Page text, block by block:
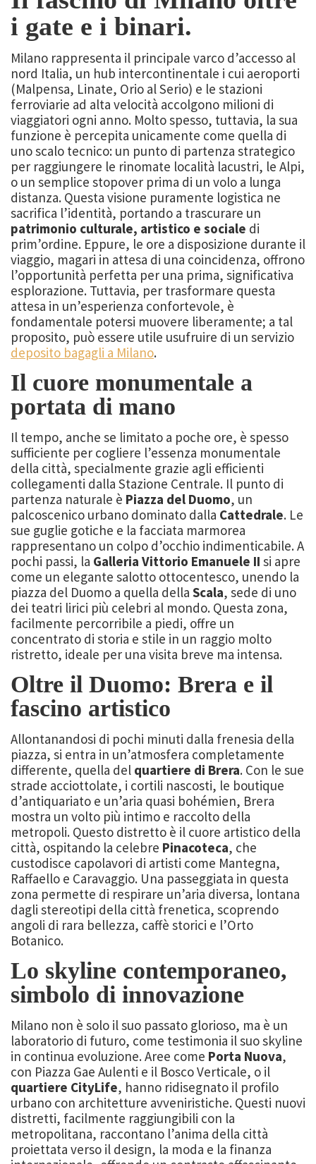
i gate e i binari.
Milano rappresenta il principale varco d’accesso al
nord Italia, un hub intercontinentale i cui aeroporti
(Malpensa, Linate, Orio al Serio) e le stazioni
ferroviarie ad alta velocità accolgono milioni di
viaggiatori ogni anno. Molto spesso, tuttavia, la sua
funzione è percepita unicamente come quella di
uno scalo tecnico: un punto di partenza strategico
per raggiungere le rinomate località lacustri, le Alpi,
o un semplice stopover prima di un volo a lunga
distanza. Questa visione puramente logistica ne
sacrifica l’identità, portando a trascurare un
patrimonio culturale, artistico e sociale di
prim’ordine. Eppure, le ore a disposizione durante il
viaggio, magari in attesa di una coincidenza, offrono
l’opportunità perfetta per una prima, significativa
esplorazione. Tuttavia, per trasformare questa
attesa in un’esperienza confortevole, è
fondamentale potersi muovere liberamente; a tal
proposito, può essere utile usufruire di un servizio
deposito bagagli a Milano.
Il cuore monumentale a
portata di mano
Il tempo, anche se limitato a poche ore, è spesso
sufficiente per cogliere l’essenza monumentale
della città, specialmente grazie agli efficienti
collegamenti dalla Stazione Centrale. Il punto di
partenza naturale è Piazza del Duomo, un
palcoscenico urbano dominato dalla Cattedrale. Le
sue guglie gotiche e la facciata marmorea
rappresentano un colpo d’occhio indimenticabile. A
pochi passi, la Galleria Vittorio Emanuele II si apre
come un elegante salotto ottocentesco, unendo la
piazza del Duomo a quella della Scala, sede di uno
dei teatri lirici più celebri al mondo. Questa zona,
facilmente percorribile a piedi, offre un
concentrato di storia e stile in un raggio molto
ristretto, ideale per una visita breve ma intensa.
Oltre il Duomo: Brera e il
fascino artistico
Allontanandosi di pochi minuti dalla frenesia della
piazza, si entra in un’atmosfera completamente
differente, quella del quartiere di Brera. Con le sue
strade acciottolate, i cortili nascosti, le boutique
d’antiquariato e un’aria quasi bohémien, Brera
mostra un volto più intimo e raccolto della
metropoli. Questo distretto è il cuore artistico della
città, ospitando la celebre Pinacoteca, che
custodisce capolavori di artisti come Mantegna,
Raffaello e Caravaggio. Una passeggiata in questa
zona permette di respirare un’aria diversa, lontana
dagli stereotipi della città frenetica, scoprendo
angoli di rara bellezza, caffè storici e l’Orto
Botanico.
Lo skyline contemporaneo,
simbolo di innovazione
Milano non è solo il suo passato glorioso, ma è un
laboratorio di futuro, come testimonia il suo skyline
in continua evoluzione. Aree come Porta Nuova,
con Piazza Gae Aulenti e il Bosco Verticale, o il
quartiere CityLife, hanno ridisegnato il profilo
urbano con architetture avveniristiche. Questi nuovi
distretti, facilmente raggiungibili con la
metropolitana, raccontano l’anima della città
proiettata verso il design, la moda e la finanza